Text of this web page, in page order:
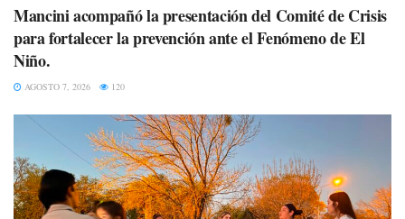
Mancini acompañó la presentación del Comité de Crisis
para fortalecer la prevención ante el Fenómeno de El
Niño.
AGOSTO 7, 2026 120